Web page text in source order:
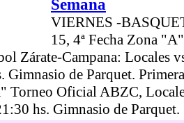
Semana
VIERNES -
15, 4ª Fecha Zona
Zárate-Campana: Locales
Gimnasio de Parquet.
Torneo Oficial ABZC,
hs. Gimnasio de Parquet.